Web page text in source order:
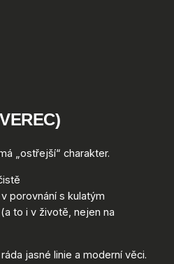
„ostřejší“ charakter.
porovnání s kulatým
to i v životě, nejen na
jasné linie a moderní věci.